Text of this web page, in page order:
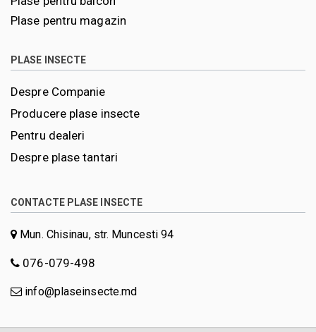
Plase pentru magazin
PLASE INSECTE
Despre Companie
Producere plase insecte
Pentru dealeri
Despre plase tantari
CONTACTE PLASE INSECTE
Mun. Chisinau, str. Muncesti 94
076-079-498
info@plaseinsecte.md